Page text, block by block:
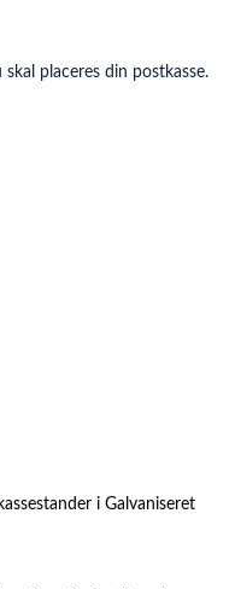
placeres din postkasse.
i Galvaniseret